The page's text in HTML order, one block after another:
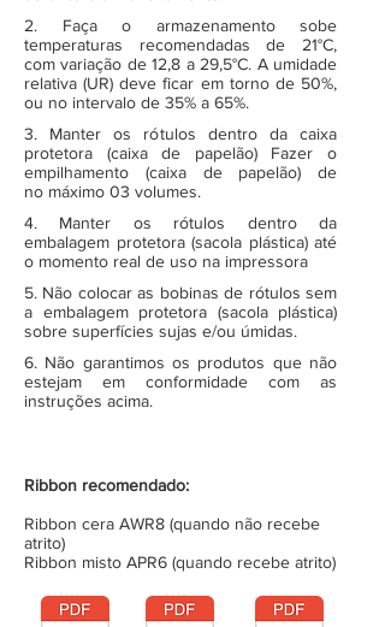
2. Faça o armazenamento sobe
temperaturas recomendadas de 21°C,
com variação de 12,8 a 29,5°C. A umidade
relativa (UR) deve ficar em torno de 50%,
ou no intervalo de 35% a 65%.
3. Manter os rótulos dentro da caixa
protetora (caixa de papelão) Fazer o
empilhamento (caixa de papelão) de
no máximo 03 volumes.
4. Manter os rótulos dentro da
embalagem protetora (sacola plástica) até
o momento real de uso na impressora
5. Não colocar as bobinas de rótulos sem
a embalagem protetora (sacola plástica)
sobre superfícies sujas e/ou úmidas.
6. Não garantimos os produtos que não
estejam em conformidade com as
instruções acima.
Ribbon recomendado:
Ribbon cera AWR8 (quando não recebe
atrito)
Ribbon misto APR6 (quando recebe atrito)